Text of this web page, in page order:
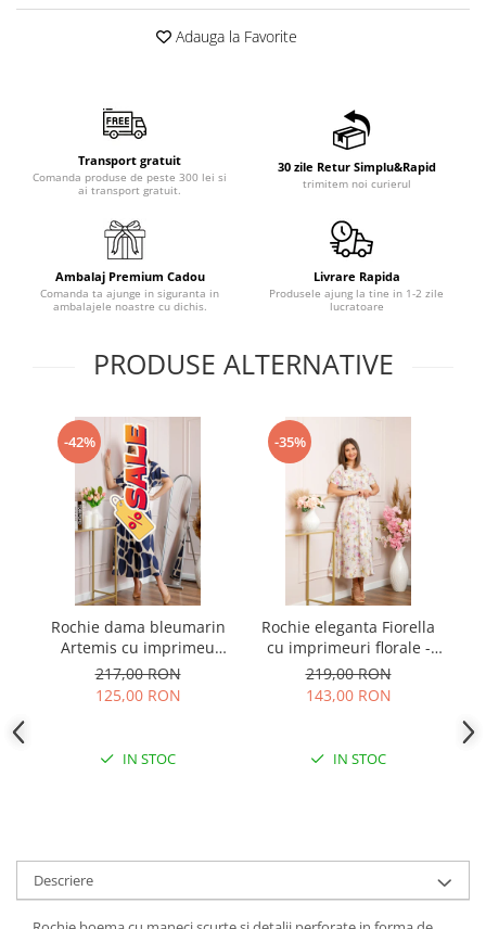
Adauga la Favorite
Transport gratuit
Comanda produse de peste 300 lei si
ai transport gratuit.
30 zile Retur Simplu&Rapid
trimitem noi curierul
Ambalaj Premium Cadou
Comanda ta ajunge in siguranta in
ambalajele noastre cu dichis.
Livrare Rapida
Produsele ajung la tine in 1-2 zile
lucratoare
PRODUSE ALTERNATIVE
-42%
Rochie dama bleumarin
Artemis cu imprimeu
abstract si cordon in talie
217,00 RON
125,00 RON
IN STOC
-35%
Rochie eleganta Fiorella
cu imprimeuri florale -
Alb cu roz
219,00 RON
143,00 RON
IN STOC
Descriere